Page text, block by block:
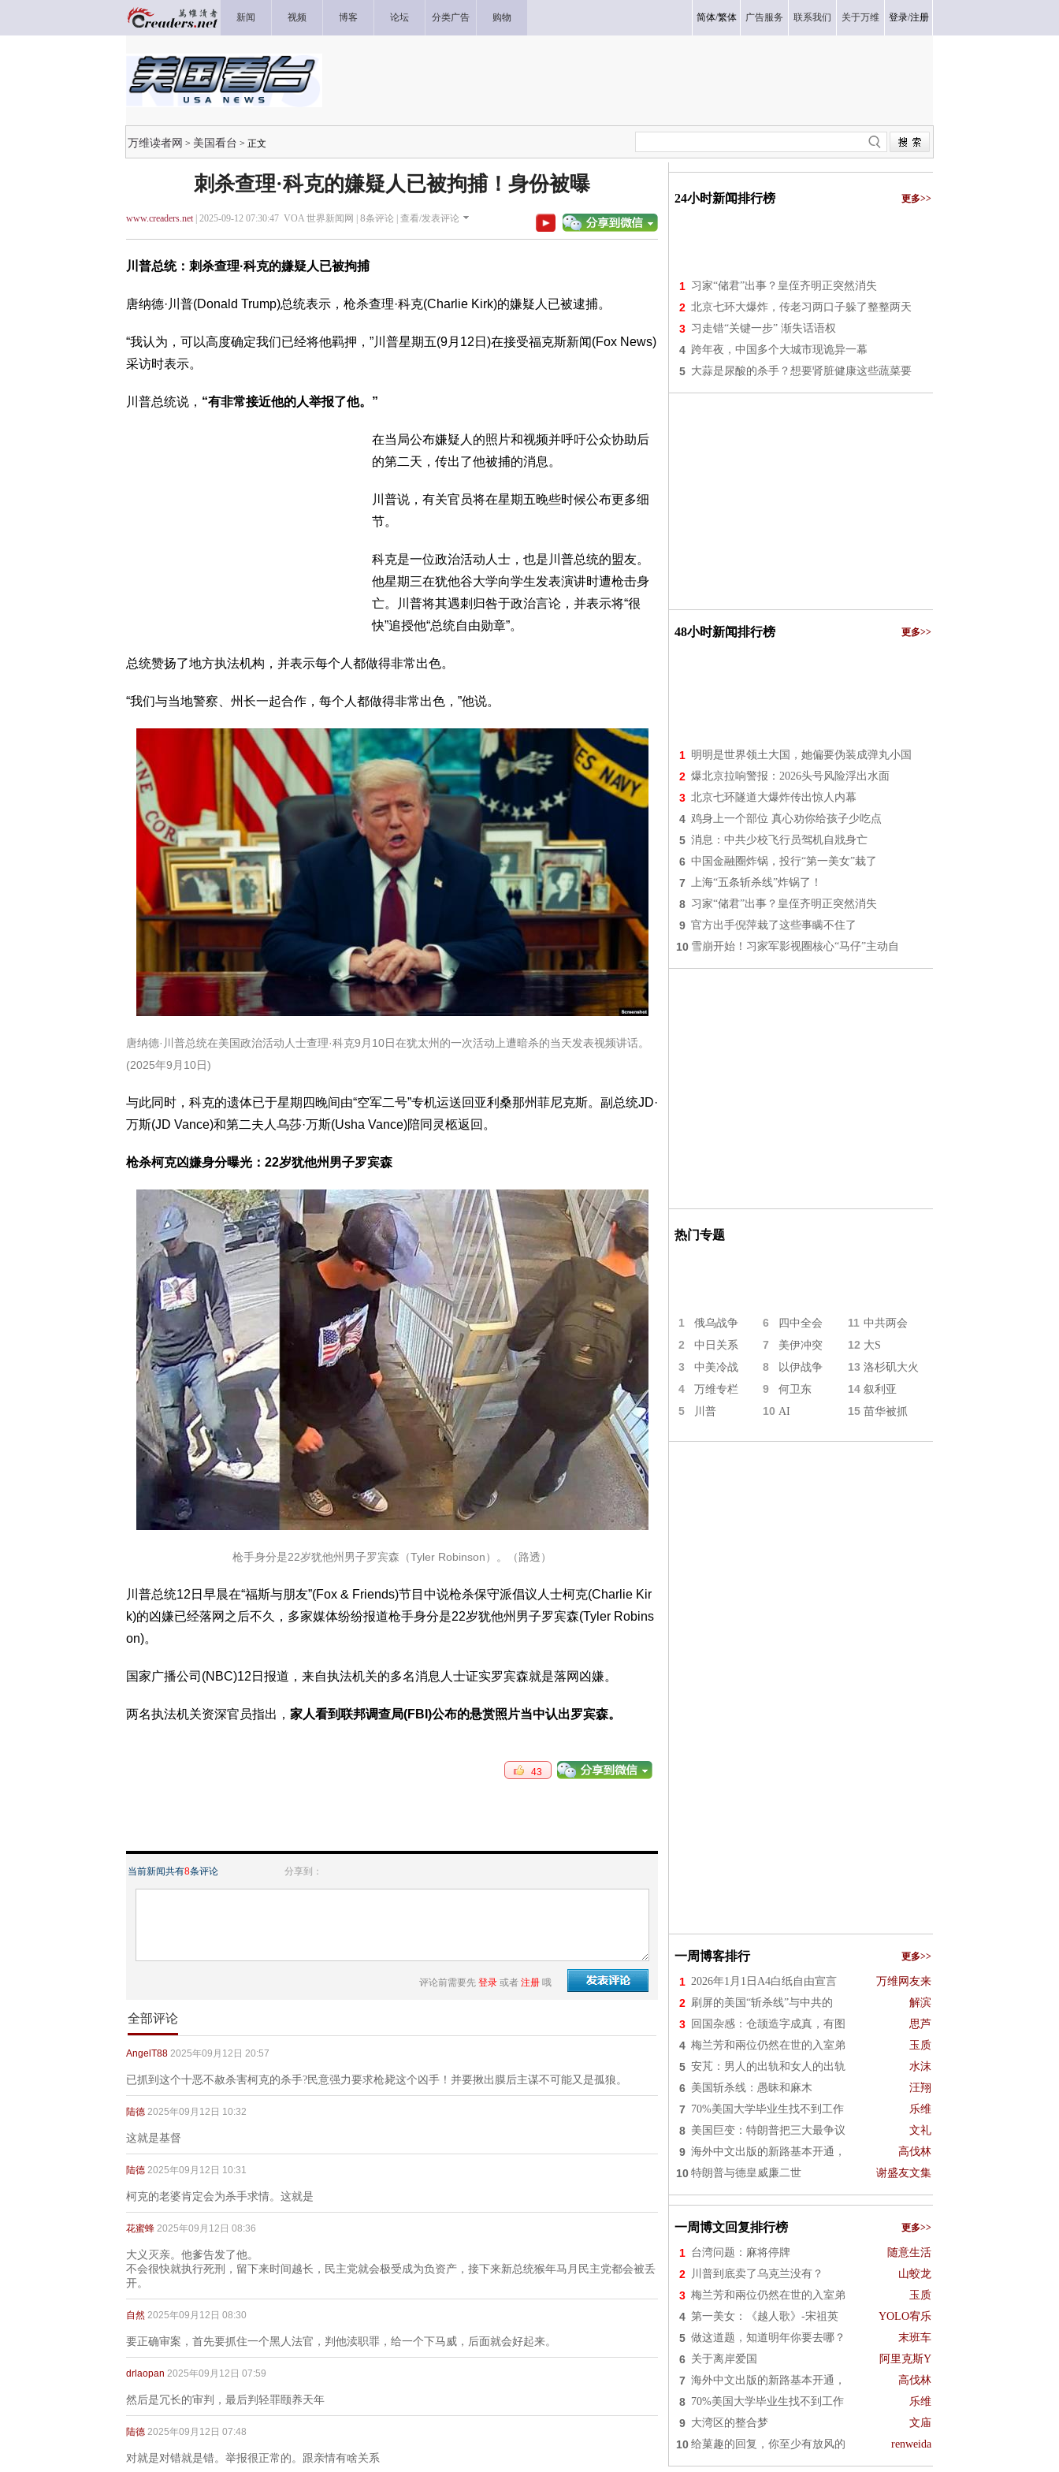
新闻 视频 博客 论坛 分类广告 购物 简体/繁体 广告服务 联系我们 关于万维 登录/注册
万维读者网 > 美国看台 > 正文
刺杀查理·科克的嫌疑人已被拘捕！身份被曝
www.creaders.net| 2025-09-12 07:30:47 VOA 世界新闻网 | 8条评论 | 查看/发表评论
川普总统：刺杀查理·科克的嫌疑人已被拘捕
唐纳德·川普(Donald Trump)总统表示，枪杀查理·科克(Charlie Kirk)的嫌疑人已被逮捕。
“我认为，可以高度确定我们已经将他羁押，”川普星期五(9月12日)在接受福克斯新闻(Fox News)
采访时表示。
川普总统说， “有非常接近他的人举报了他。”
在当局公布嫌疑人的照片和视频并呼吁公众协助后
的第二天，传出了他被捕的消息。
川普说，有关官员将在星期五晚些时候公布更多细
节。
科克是一位政治活动人士，也是川普总统的盟友。
他星期三在犹他谷大学向学生发表演讲时遭枪击身
亡。川普将其遇刺归咎于政治言论，并表示将“很
快”追授他“总统自由勋章”。
总统赞扬了地方执法机构，并表示每个人都做得非常出色。
“我们与当地警察、州长一起合作，每个人都做得非常出色，”他说。
唐纳德·川普总统在美国政治活动人士查理·科克9月10日在犹太州的一次活动上遭暗杀的当天发表视频讲话。
(2025年9月10日)
与此同时，科克的遗体已于星期四晚间由“空军二号”专机运送回亚利桑那州菲尼克斯。副总统JD·
万斯(JD Vance)和第二夫人乌莎·万斯(Usha Vance)陪同灵柩返回。
枪杀柯克凶嫌身分曝光：22岁犹他州男子罗宾森
枪手身分是22岁犹他州男子罗宾森（Tyler Robinson）。（路透）
川普总统12日早晨在“福斯与朋友”(Fox & Friends)节目中说枪杀保守派倡议人士柯克(Charlie Kir
k)的凶嫌已经落网之后不久，多家媒体纷纷报道枪手身分是22岁犹他州男子罗宾森(Tyler Robins
on)。
国家广播公司(NBC)12日报道，来自执法机关的多名消息人士证实罗宾森就是落网凶嫌。
两名执法机关资深官员指出， 家人看到联邦调查局(FBI)公布的悬赏照片当中认出罗宾森。
43
当前新闻共有8条评论 分享到：
评论前需要先 登录 或者 注册 哦
全部评论
AngelT88 2025年09月12日 20:57
已抓到这个十恶不赦杀害柯克的杀手?民意强力要求枪毙这个凶手！并要揪出膜后主谋不可能又是孤狼。
陆德 2025年09月12日 10:32
这就是基督
陆德 2025年09月12日 10:31
柯克的老婆肯定会为杀手求情。这就是
花蜜蜂 2025年09月12日 08:36
大义灭亲。他爹告发了他。
不会很快就执行死刑，留下来时间越长，民主党就会极受成为负资产，接下来新总统猴年马月民主党都会被丢
开。
自然 2025年09月12日 08:30
要正确审案，首先要抓住一个黑人法官，判他渎职罪，给一个下马威，后面就会好起来。
drlaopan 2025年09月12日 07:59
然后是冗长的审判，最后判轻罪颐养天年
陆德 2025年09月12日 07:48
对就是对错就是错。举报很正常的。跟亲情有啥关系
24小时新闻排行榜 更多>>
1 习家“储君”出事？皇侄齐明正突然消失
2 北京七环大爆炸，传老习两口子躲了整整两天
3 习走错“关键一步” 渐失话语权
4 跨年夜，中国多个大城市现诡异一幕
5 大蒜是尿酸的杀手？想要肾脏健康这些蔬菜要
48小时新闻排行榜 更多>>
1 明明是世界领土大国，她偏要伪装成弹丸小国
2 爆北京拉响警报：2026头号风险浮出水面
3 北京七环隧道大爆炸传出惊人内幕
4 鸡身上一个部位 真心劝你给孩子少吃点
5 消息：中共少校飞行员驾机自戕身亡
6 中国金融圈炸锅，投行“第一美女”栽了
7 上海“五条斩杀线”炸锅了！
8 习家“储君”出事？皇侄齐明正突然消失
9 官方出手倪萍栽了这些事瞒不住了
10 雪崩开始！习家军影视圈核心“马仔”主动自
热门专题
1 俄乌战争 6 四中全会 11 中共两会
2 中日关系 7 美伊冲突 12 大S
3 中美冷战 8 以伊战争 13 洛杉矶大火
4 万维专栏 9 何卫东 14 叙利亚
5 川普 10 AI 15 苗华被抓
一周博客排行 更多>>
1 2026年1月1日A4白纸自由宣言 万维网友来
2 刷屏的美国“斩杀线”与中共的 解滨
3 回国杂感：仓颉造字成真，有图 思芦
4 梅兰芳和兩位仍然在世的入室弟 玉质
5 安芃：男人的出轨和女人的出轨 水沫
6 美国斩杀线：愚昧和麻木 汪翔
7 70%美国大学毕业生找不到工作 乐维
8 美国巨变：特朗普把三大最争议 文礼
9 海外中文出版的新路基本开通， 高伐林
10 特朗普与德皇威廉二世 谢盛友文集
一周博文回复排行榜 更多>>
1 台湾问题：麻将停牌 随意生活
2 川普到底卖了乌克兰没有？ 山蛟龙
3 梅兰芳和兩位仍然在世的入室弟 玉质
4 第一美女：《越人歌》-宋祖英 YOLO宥乐
5 做这道题，知道明年你要去哪？ 末班车
6 关于离岸爱国 阿里克斯Y
7 海外中文出版的新路基本开通， 高伐林
8 70%美国大学毕业生找不到工作 乐维
9 大湾区的整合梦 文庙
10 给菓趣的回复，你至少有放风的 renweida